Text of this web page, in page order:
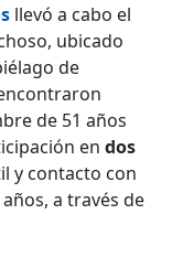
llevó a cabo el
ubicado
de
de 51 años
endos
y contacto con
a través de